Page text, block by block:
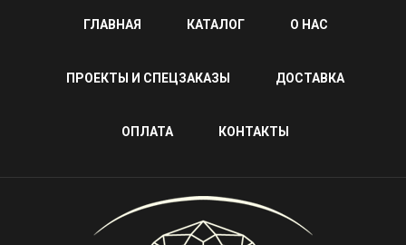
ГЛАВНАЯ КАТАЛОГ О НАС
ПРОЕКТЫ И СПЕЦЗАКАЗЫ ДОСТАВКА
ОПЛАТА КОНТАКТЫ